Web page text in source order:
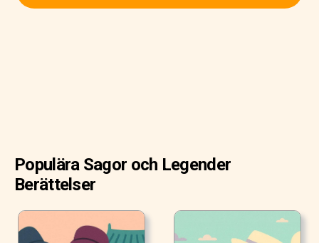
Populära Sagor och Legender
Berättelser